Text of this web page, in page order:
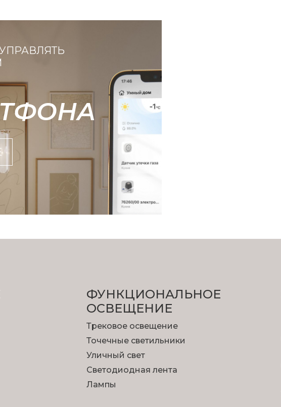
ФУНКЦИОНА­ЛЬНОЕ
ОСВЕЩЕНИЕ
Трековое освещение
Точечные светильники
Уличный свет
Светодиодная лента
Лампы